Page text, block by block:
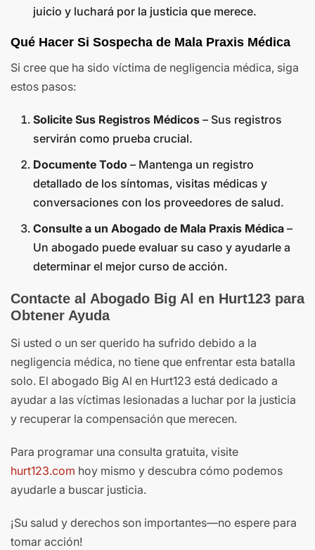
juicio y luchará por la justicia que merece.
Qué Hacer Si Sospecha de Mala Praxis Médica
Si cree que ha sido víctima de negligencia médica, siga
estos pasos:
Solicite Sus Registros Médicos – Sus registros
servirán como prueba crucial.
Documente Todo – Mantenga un registro
detallado de los síntomas, visitas médicas y
conversaciones con los proveedores de salud.
Consulte a un Abogado de Mala Praxis Médica –
Un abogado puede evaluar su caso y ayudarle a
determinar el mejor curso de acción.
Contacte al Abogado Big Al en Hurt123 para
Obtener Ayuda
Si usted o un ser querido ha sufrido debido a la
negligencia médica, no tiene que enfrentar esta batalla
solo. El abogado Big Al en Hurt123 está dedicado a
ayudar a las víctimas lesionadas a luchar por la justicia
y recuperar la compensación que merecen.
Para programar una consulta gratuita, visite
hurt123.com hoy mismo y descubra cómo podemos
ayudarle a buscar justicia.
¡Su salud y derechos son importantes—no espere para
tomar acción!